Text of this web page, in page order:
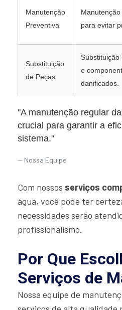
Manutenção
Preventiva
para evitar
Substituição
de Peças
Substituição
e
danificados.
"A manutenção regular
crucial para garantir a
sistema."
Nossa Equipe
Com nossos serviços
água, você pode ter
necessidades serão
profissionalismo.
Por Que
Serviços de
Nossa equipe de